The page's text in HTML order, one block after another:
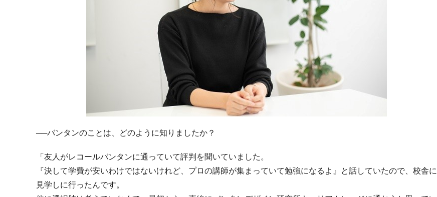
──バンタンのことは、どのように知りましたか？
「友人がレコールバンタンに通っていて評判を聞いていました。
『決して学費が安いわけではないけれど、プロの講師が集まっていて勉強になるよ』と話していたので、校舎に
見学しに行ったんです。